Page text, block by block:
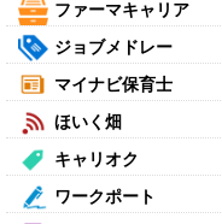
ファーマキャリア
ジョブメドレー
マイナビ保育士
ほいく畑
キャリオク
ワークポート